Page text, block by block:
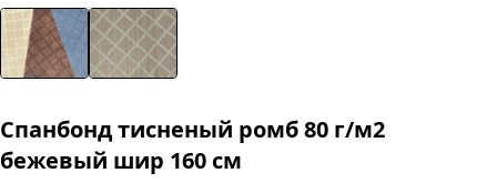
Спанбонд тисненый ромб 80 г/м2
бежевый шир 160 см